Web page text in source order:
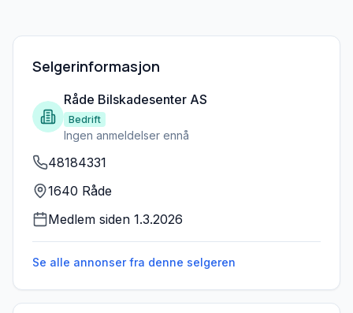
Selgerinformasjon
Råde Bilskadesenter AS
Bedrift
Ingen anmeldelser ennå
48184331
1640 Råde
Medlem siden 1.3.2026
Se alle annonser fra denne selgeren